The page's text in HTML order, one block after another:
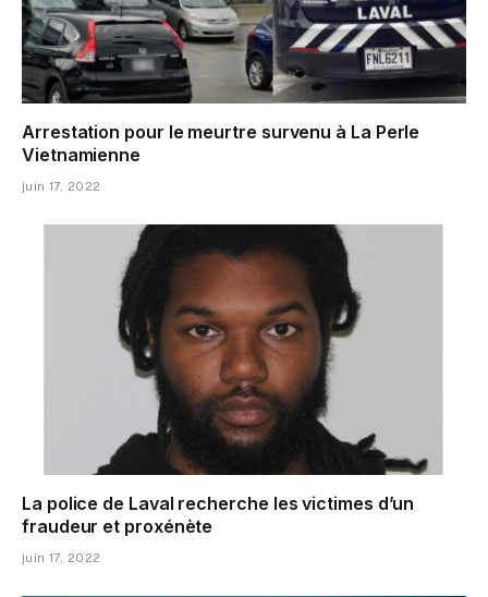
Arrestation pour le meurtre survenu à La Perle
Vietnamienne
juin 17, 2022
La police de Laval recherche les victimes d’un
fraudeur et proxénète
juin 17, 2022